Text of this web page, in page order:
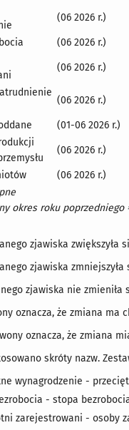
(06 2026 r.)
(06 2026 r.)
(06 2026 r.)
(06 2026 r.)
(01-06 2026 r.)
(06 2026 r.)
(06 2026 r.)
okres roku poprzedniego
zjawiska zwiększyła
zjawiska
zjawiska nie zmieniła
oznacza, że zmiana ma
oznacza, że zmiana
skróty nazw.
wynagrodzenie -
- stopa
zarejestrowani - osoby